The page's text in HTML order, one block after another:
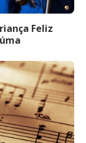
Feliz